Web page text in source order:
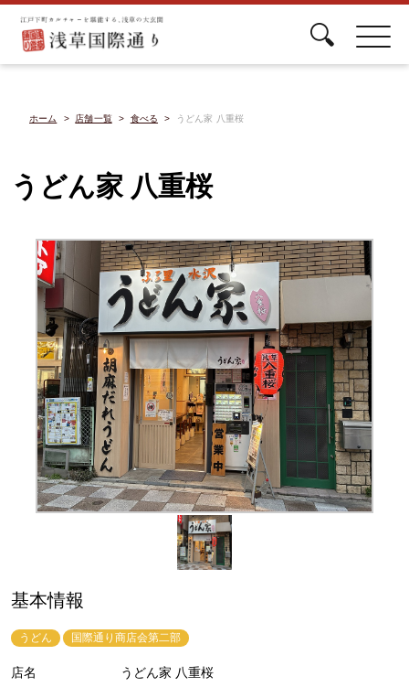
ホーム 店舗一覧 食べる うどん家 八重桜
うどん家 八重桜
基本情報
うどん 国際通り商店会第二部
店名 うどん家 八重桜